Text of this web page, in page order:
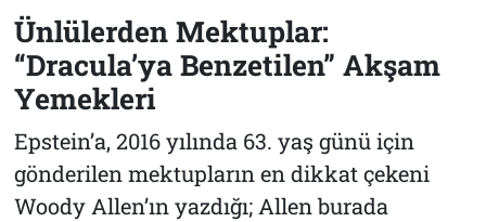
Ünlülerden Mektuplar:
“Dracula’ya Benzetilen” Akşam
Yemekleri
Epstein’a, 2016 yılında 63. yaş günü için
gönderilen mektupların en dikkat çekeni
Woody Allen’ın yazdığı; Allen burada